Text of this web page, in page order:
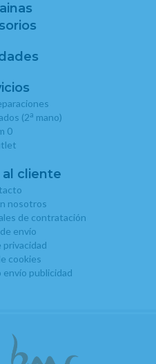
(2a mano)
0
cliente
nosotros
de contratación
envío
privacidad
cookies
publicidad